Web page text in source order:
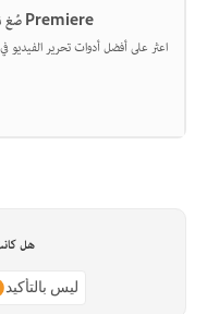
صُغ قصتك المثالية باستخدام Premiere
اعثر على أفضل أدوات تحرير الفيديو
هل
ليس بالتأكيد